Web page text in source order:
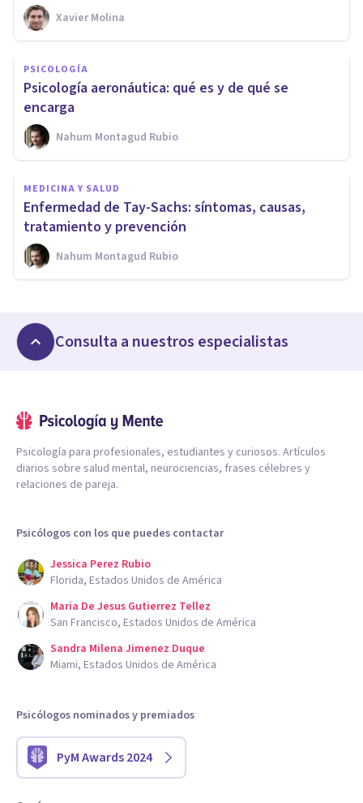
Xavier Molina
PSICOLOGÍA
Psicología aeronáutica: qué es y de qué se
encarga
Nahum Montagud Rubio
MEDICINA Y SALUD
Enfermedad de Tay-Sachs: síntomas, causas,
tratamiento y prevención
Nahum Montagud Rubio
Consulta a nuestros especialistas
Psicología para profesionales, estudiantes y curiosos. Artículos
diarios sobre salud mental, neurociencias, frases célebres y
relaciones de pareja.
Psicólogos con los que puedes contactar
Jessica Perez Rubio
Florida, Estados Unidos de América
Maria De Jesus Gutierrez Tellez
San Francisco, Estados Unidos de América
Sandra Milena Jimenez Duque
Miami, Estados Unidos de América
Psicólogos nominados y premiados
PyM Awards 2024